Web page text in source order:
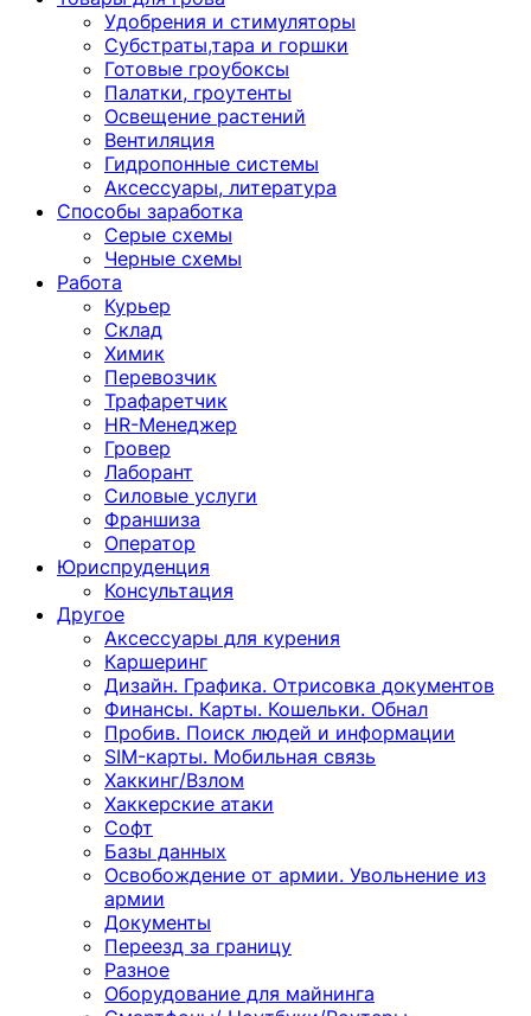
Удобрения и стимуляторы
Субстраты,тара и горшки
Готовые гроубоксы
Палатки, гроутенты
Освещение растений
Вентиляция
Гидропонные системы
Аксессуары, литература
Способы заработка
Серые схемы
Черные схемы
Работа
Курьер
Склад
Химик
Перевозчик
Трафаретчик
HR-Менеджер
Гровер
Лаборант
Силовые услуги
Франшиза
Оператор
Юриспруденция
Консультация
Другoе
Аксессуары для курения
Каршеринг
Дизайн. Графика. Отрисовка документов
Финансы. Карты. Кошельки. Обнал
Пробив. Поиск людей и информации
SIM-карты. Мобильная связь
Хаккинг/Взлом
Хаккерские атаки
Софт
Базы данных
Освобождение от армии. Увольнение из
армии
Документы
Переезд за границу
Разное
Оборудование для майнинга